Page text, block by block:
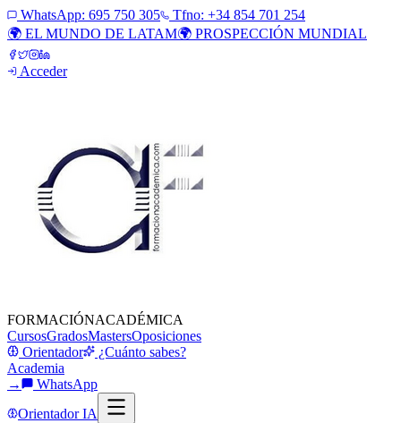
WhatsApp: 695 750 305
Tfno: +34 854 701 254
🌍 EL MUNDO DE LATAM🌍 PROSPECCIÓN MUNDIAL
Acceder
FORMACIÓNACADÉMICA
CursosGradosMastersOposiciones
Orientador
¿Cuánto sabes?
Academia
→
WhatsApp
Orientador IA